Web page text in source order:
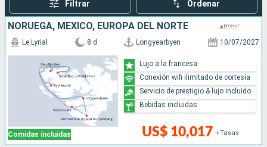
Filtrar Ordenar
NORUEGA, MÉXICO, EUROPA DEL NORTE
Comidas incluidas
Le Lyrial 8 d Longyearbyen 10/07/2027
US$ 10,017 +Tasas
Lujo a la francesa
Conexión wifi ilimitado de cortesía
Servicio de prestigio & lujo incluido
Bebidas incluidas